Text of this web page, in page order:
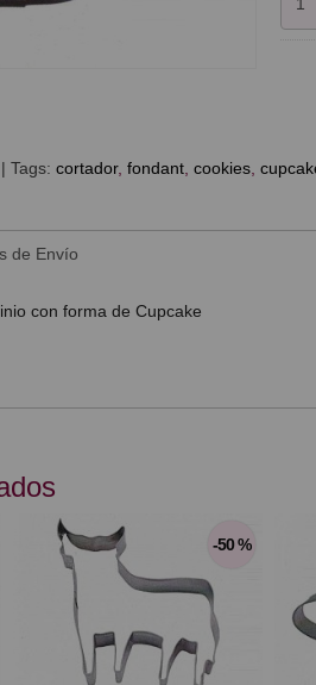
Tags: cortador fondant cookies
de Envío
con forma de Cupcake
-50 %